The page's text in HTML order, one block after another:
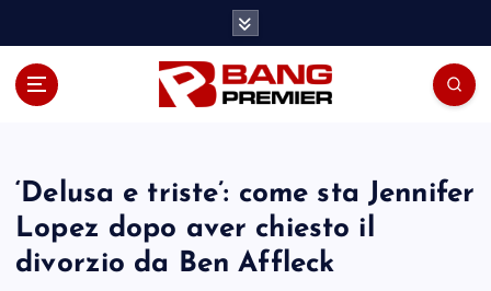
‘Delusa e triste’: come sta Jennifer
Lopez dopo aver chiesto il
divorzio da Ben Affleck